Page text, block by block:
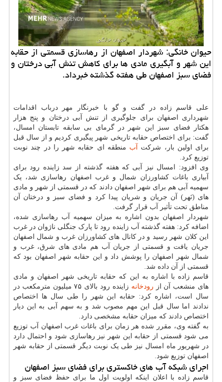
حیوان خانگی: شهردار اصفهان از رهاسازی قسمتی از حقابه
این شهر و آبگیری مادی ها برای کاهش تنش آبی درختان و
فضای سبز اصفهان طی هفته گذشته خبرداد.
علی قاسم زاده در گفت و گو با خبرنگار مهر درباب اقدامات
شهرداری اصفهان برای جلوگیری از تنش آبی درختان و پنج هزار
هکتار فضای سبز این شهر در گرمای بی سابقه تابستان امسال،
گفت: برای اختصاص حقابه تاریخی شهر پیگیری کردیم و از سال قبل
برای اولین بار، شرکت
آب منطقه ای حقابه شهر را در چند نوبت
توزیع کرد.
وی افزود: امسال نیز آبی که هفته گذشته از سد زاینده رود برای
آبیاری باغات کشاورزان شمال و غرب اصفهان رهاسازی شد، یک
سهمیه آبی هم برای شهر اصفهان دادند که در قسمتی از شهر و مادی
های (نَهر) آن جریان و شریان پیدا کرد و فضای سبز و درختان آن
مناطق تحت تأثیر آب قرار گرفت.
شهردار اصفهان بدون اشاره به میزان سهمیه آب رهاسازی شده،
اضافه کرد: هفته گذشته آب زاینده رود تا پارک جنگلی ناژوان در غرب
این کلان شهر رسید و در کانال های کشاورزان غرب و شمال اصفهان
جریان یافت و قسمتی از جریان آب هم مادی های شرق، غرب و
شمال شهر اصفهان را پوشش داد و این حقابه شهر اصفهان بود که
قسمتی از آن داده شد.
قاسم زاده با اشاره به این که حقابه تاریخی شهر اصفهان و مادی
های منشعب آن از رودخانه
زاینده رود بالای ۷۵ میلیون مترمکعب در
سال است، اشاره کرد: حقابه این شهر را طی سال ها اختصاص
ندادند اما سال قبل این مهم مصوب شد و به سهم آبی به این دیار
اختصاص دادند که میزان حقابه مشخصی دارد.
به گفته وی، مقرر شده هر زمان برای باغات غرب اصفهان آب توزیع
می شود قسمتی از حقابه این شهر نیز رهاسازی شود و احتمال دارد
در شهریور ماه امسال نیز طی یک نوبت دیگر قسمتی از حقابه شهر
اصفهان توزیع شود.
اجرای شبکه آب های خاکستری برای فضای سبز اصفهان
قاسم زاده با اعلان اینکه اولویت اول ما برای حفظ فضای سبز و